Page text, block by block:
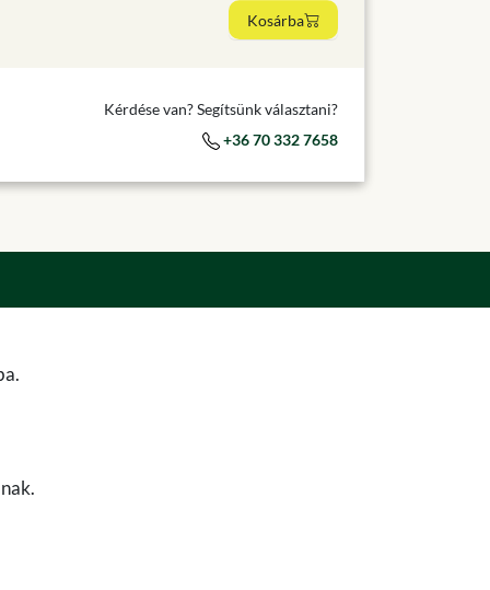
Kosárba
Kérdése van? Segítsünk választani?
+36 70 332 7658